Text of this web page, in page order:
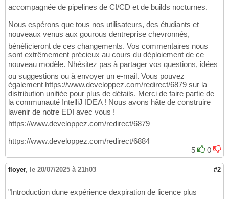
accompagnée de pipelines de CI/CD et de builds nocturnes.
Nous espérons que tous nos utilisateurs, des étudiants et
nouveaux venus aux gourous dentreprise chevronnés,
bénéficieront de ces changements. Vos commentaires nous
sont extrêmement précieux au cours du déploiement de ce
nouveau modèle. Nhésitez pas à partager vos questions, idées
ou suggestions ou à envoyer un e-mail. Vous pouvez
également https://www.developpez.com/redirect/6879 sur la
distribution unifiée pour plus de détails. Merci de faire partie de
la communauté IntelliJ IDEA ! Nous avons hâte de construire
lavenir de notre EDI avec vous !
https://www.developpez.com/redirect/6879
https://www.developpez.com/redirect/6884
5
0
floyer, le 20/07/2025 à 21h03 #2
"Introduction dune expérience dexpiration de licence plus